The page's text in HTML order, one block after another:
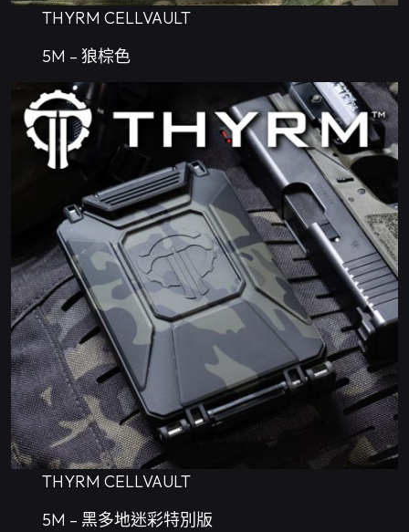
THYRM CELLVAULT
5M – 狼棕色
THYRM CELLVAULT
5M – 黑多地迷彩特別版